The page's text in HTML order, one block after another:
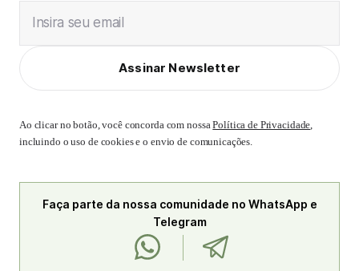
Insira seu email
Assinar Newsletter
Ao clicar no botão, você concorda com nossaPolítica de Privacidade,
incluindo o uso de cookies e o envio de comunicações.
Faça parte da nossa comunidade no WhatsApp e
Telegram